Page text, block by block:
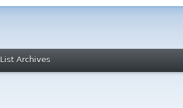
List Archives